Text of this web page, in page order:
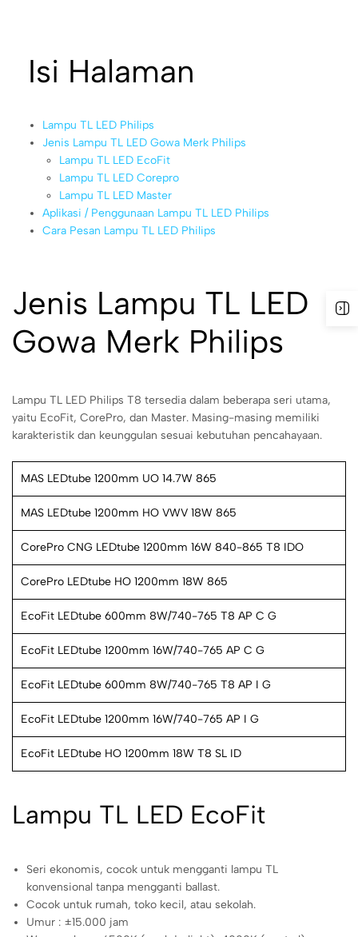
Isi Halaman
Lampu TL LED Philips
Jenis Lampu TL LED Gowa Merk Philips
Lampu TL LED EcoFit
Lampu TL LED Corepro
Lampu TL LED Master
Aplikasi / Penggunaan Lampu TL LED Philips
Cara Pesan Lampu TL LED Philips
Jenis Lampu TL LED
Gowa Merk Philips
Lampu TL LED Philips T8 tersedia dalam beberapa seri utama,
yaitu EcoFit, CorePro, dan Master. Masing-masing memiliki
karakteristik dan keunggulan sesuai kebutuhan pencahayaan.
MAS LEDtube 1200mm UO 14.7W 865
MAS LEDtube 1200mm HO VWV 18W 865
CorePro CNG LEDtube 1200mm 16W 840-865 T8 IDO
CorePro LEDtube HO 1200mm 18W 865
EcoFit LEDtube 600mm 8W/740-765 T8 AP C G
EcoFit LEDtube 1200mm 16W/740-765 AP C G
EcoFit LEDtube 600mm 8W/740-765 T8 AP I G
EcoFit LEDtube 1200mm 16W/740-765 AP I G
EcoFit LEDtube HO 1200mm 18W T8 SL ID
Lampu TL LED EcoFit
Seri ekonomis, cocok untuk mengganti lampu TL
konvensional tanpa mengganti ballast.
Cocok untuk rumah, toko kecil, atau sekolah.
Umur : ±15.000 jam